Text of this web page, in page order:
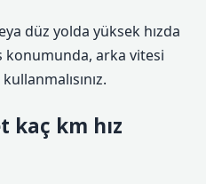
düz yolda yüksek hızda
konumunda, arka vitesi
kaç km hız